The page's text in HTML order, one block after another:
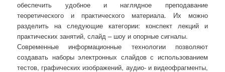
обеспечить удобное и наглядное преподавание
теоретического и практического материала. Их можно
разделить на следующие категории: конспект лекций и
практических занятий, слайд – шоу и опорные сигналы.
Современные информационные технологии позволяют
создавать наборы электронных слайдов с использованием
тестов, графических изображений, аудио- и видеофрагменты,